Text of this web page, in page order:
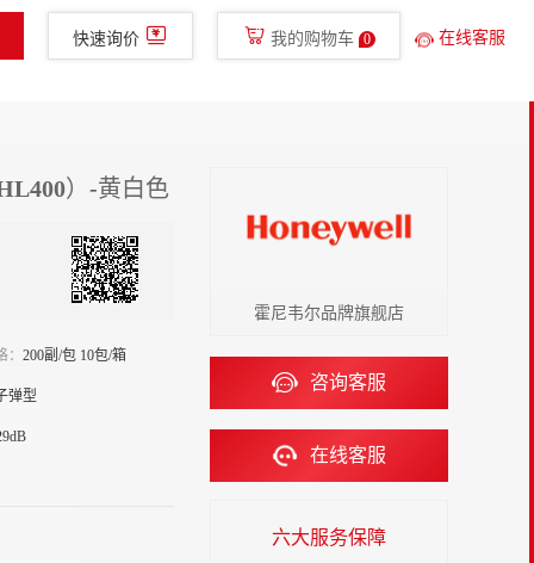
免费服务热线 400-780-8577
快速询价
我的购物车 0 在线客服
金融服务 走进新明辉 直播
）-黄白色
：200副/包 10包/箱
弹型
霍尼韦尔品牌旗舰店
咨询客服
在线客服
六大服务保障